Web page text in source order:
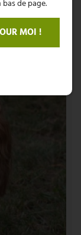
de page.
MOI !